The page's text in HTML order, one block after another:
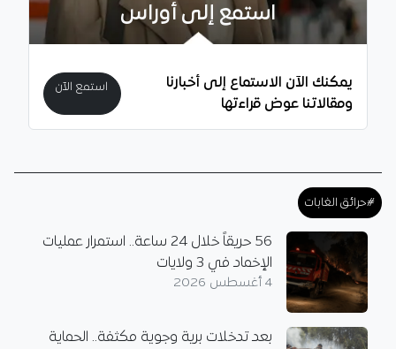
استمع إلى أوراس
يمكنك الآن الاستماع إلى أخبارنا
ومقالاتنا عوض قراءتها
استمع الآن
#حرائق الغابات
56 حريقاً خلال 24 ساعة.. استمرار عمليات
الإخماد في 3 ولايات
4 أغسطس 2026
بعد تدخلات برية وجوية مكثفة.. الحماية